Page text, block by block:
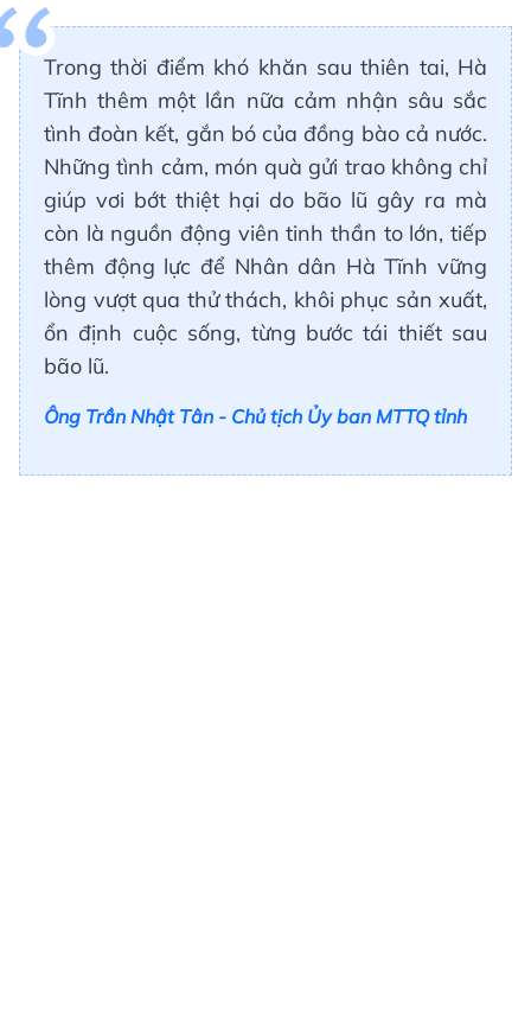
Trong thời điểm khó khăn sau thiên tai, Hà
Tĩnh thêm một lần nữa cảm nhận sâu sắc
tình đoàn kết, gắn bó của đồng bào cả nước.
Những tình cảm, món quà gửi trao không chỉ
giúp vơi bớt thiệt hại do bão lũ gây ra mà
còn là nguồn động viên tinh thần to lớn, tiếp
thêm động lực để Nhân dân Hà Tĩnh vững
lòng vượt qua thử thách, khôi phục sản xuất,
ổn định cuộc sống, từng bước tái thiết sau
bão lũ.
Ông Trần Nhật Tân - Chủ tịch Ủy ban MTTQ tỉnh